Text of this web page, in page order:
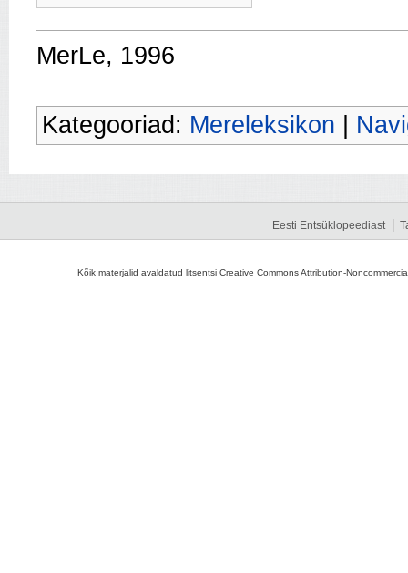
MerLe, 1996
Kategooriad: Mereleksikon
Eesti Entsüklopeediast
Kõik materjalid avaldatud litsentsi Creative Commons Attribution-